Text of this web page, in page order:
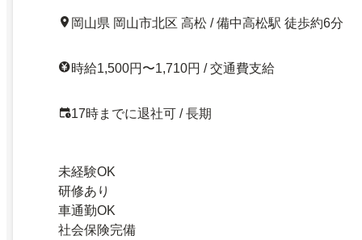
岡山県 岡山市北区 高松 / 備中高松駅 徒歩約6分
時給1,500円〜1,710円 / 交通費支給
17時までに退社可 / 長期
未経験OK
研修あり
車通勤OK
社会保険完備